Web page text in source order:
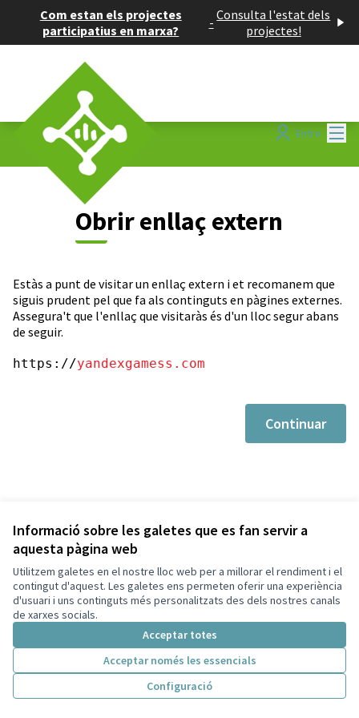
Informació sobre les galetes que es fan servir a
aquesta pàgina web
Utilitzem galetes en el nostre lloc web per a millorar el rendiment i el
contingut d'aquest. Les galetes ens permeten oferir una experiència
d'usuari i uns continguts més personalitzats des dels nostres canals
de xarxes socials.
Acceptar totes
Acceptar només les essencials
Configuració
Com estan els projectes
participatius en marxa?
- Consulta l'estat dels
projectes!
Entra
Obrir enllaç extern
Estàs a punt de visitar un enllaç extern i et recomanem que
siguis prudent pel que fa als continguts en pàgines externes.
Assegura't que l'enllaç que visitaràs és d'un lloc segur abans
de seguir.
https://yandexgamess.com
Continuar
Termes i condicions d'ús
Configuració de les galetes
Decidim Sant Cugat a X
(Enllaç extern)
Decidim Sant Cugat a Facebook
Decidim Sant Cugat a Instagram
Decidim Sant Cugat a GitHub
(Enllaç extern)
Web creada ambprogramari lliure .
Amb
(Enllaç